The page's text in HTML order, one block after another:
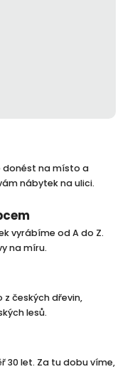
donést na místo a
nábytek na ulici.
vyrábíme od A do Z.
na míru.
českých dřevin,
lesů.
30 let. Za tu dobu víme,